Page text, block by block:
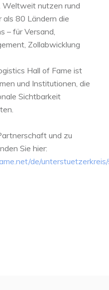
nutzen rund
80 Ländern die
– für Versand,
Zollabwicklung
Hall of Fame ist
und Institutionen, die
Sichtbarkeit
und zu
Sie hier:
de/